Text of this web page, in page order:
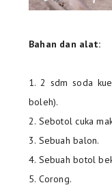
Bahan dan alat:
1. 2 sdm soda
boleh).
2. Sebotol cuka
3. Sebuah balon.
4. Sebuah botol
5. Corong.